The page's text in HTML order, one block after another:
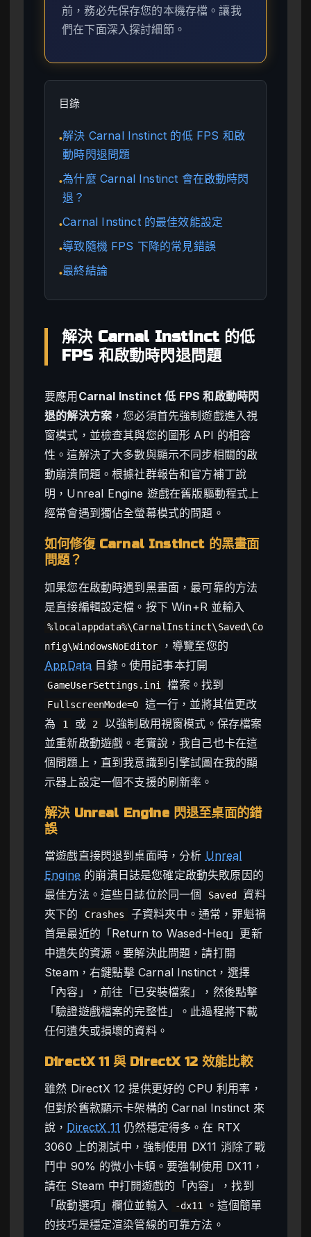
前，務必先保存您的本機存檔。讓我
們在下面深入探討細節。
目錄
●解決 Carnal Instinct 的低 FPS 和啟
動時閃退問題
●為什麼 Carnal Instinct 會在啟動時閃
退？
●Carnal Instinct 的最佳效能設定
●導致隨機 FPS 下降的常見錯誤
●最終結論
解決 Carnal Instinct 的低
FPS 和啟動時閃退問題
要應用 Carnal Instinct 低 FPS 和啟動時閃
退的解決方案 ，您必須首先強制遊戲進入視
窗模式，並檢查其與您的圖形 API 的相容
性。這解決了大多數與顯示不同步相關的啟
動崩潰問題。根據社群報告和官方補丁說
明，Unreal Engine 遊戲在舊版驅動程式上
經常會遇到獨佔全螢幕模式的問題。
如何修復 Carnal Instinct 的黑畫面
問題？
如果您在啟動時遇到黑畫面，最可靠的方法
是直接編輯設定檔。按下 Win+R 並輸入
%localappdata%\CarnalInstinct\Saved\Co
nfig\WindowsNoEditor
，導覽至您的
AppData 目錄。使用記事本打開
GameUserSettings.ini 檔案。找到
FullscreenMode=0
這一行，並將其值更改
為
1 或 2
以強制啟用視窗模式。保存檔案
並重新啟動遊戲。老實說，我自己也卡在這
個問題上，直到我意識到引擎試圖在我的顯
示器上設定一個不支援的刷新率。
解決 Unreal Engine 閃退至桌面的錯
誤
當遊戲直接閃退到桌面時，分析 Unreal
Engine 的崩潰日誌是您確定啟動失敗原因的
最佳方法。這些日誌位於同一個
Saved
資料
夾下的
Crashes
子資料夾中。通常，罪魁禍
首是最近的「Return to Wased-Heq」更新
中遺失的資源。要解決此問題，請打開
Steam，右鍵點擊 Carnal Instinct，選擇
「內容」，前往「已安裝檔案」，然後點擊
「驗證遊戲檔案的完整性」。此過程將下載
任何遺失或損壞的資料。
DirectX 11 與 DirectX 12 效能比較
雖然 DirectX 12 提供更好的 CPU 利用率，
但對於舊款顯示卡架構的 Carnal Instinct 來
說， DirectX 11 仍然穩定得多。在 RTX
3060 上的測試中，強制使用 DX11 消除了戰
鬥中 90% 的微小卡頓。要強制使用 DX11，
請在 Steam 中打開遊戲的「內容」，找到
「啟動選項」欄位並輸入
-dx11
。這個簡單
的技巧是穩定渲染管線的可靠方法。